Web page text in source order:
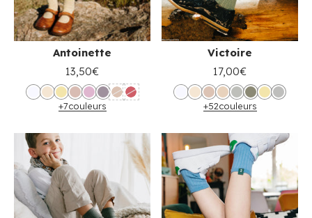
Antoinette
13,50€
+7couleurs
Victoire
17,00€
+52couleurs